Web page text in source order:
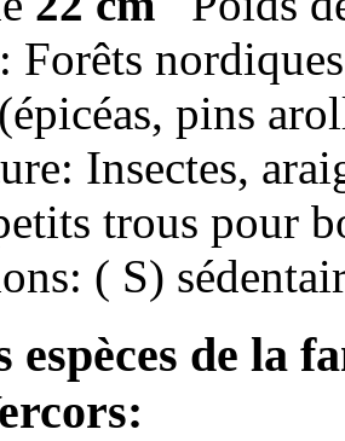
pins
Insectes,
trous pour
( S)
espèces de la